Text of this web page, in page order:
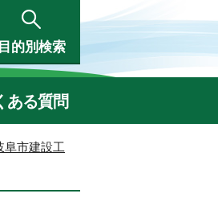
目的別検索
ある質問
市建設工